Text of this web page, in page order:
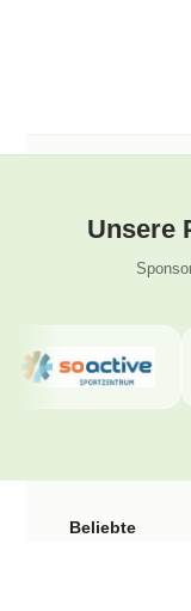
Unsere
Beliebte